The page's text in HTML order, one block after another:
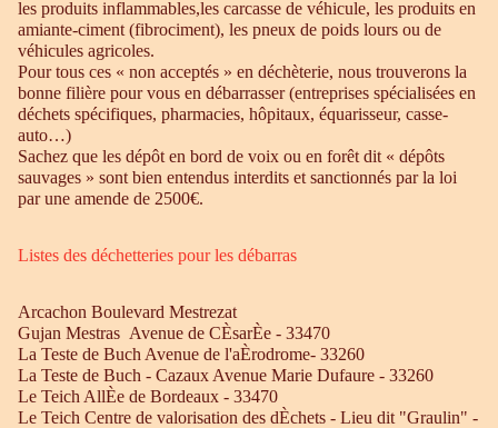
les produits inflammables,les carcasse de véhicule, les produits en
amiante-ciment (fibrociment), les pneux de poids lours ou de
véhicules agricoles.
Pour tous ces « non acceptés » en déchèterie, nous trouverons la
bonne filière pour vous en débarrasser (entreprises spécialisées en
déchets spécifiques, pharmacies, hôpitaux, équarisseur, casse-
auto…)
Sachez que les dépôt en bord de voix ou en forêt dit « dépôts
sauvages » sont bien entendus interdits et sanctionnés par la loi
par une amende de 2500€.
Listes des déchetteries pour les débarras
Arcachon Boulevard Mestrezat
Gujan Mestras Avenue de CÈsarÈe - 33470
La Teste de Buch Avenue de l'aÈrodrome- 33260
La Teste de Buch - Cazaux Avenue Marie Dufaure - 33260
Le Teich AllÈe de Bordeaux - 33470
Le Teich Centre de valorisation des dÈchets - Lieu dit "Graulin" -